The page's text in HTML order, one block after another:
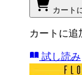
カート
カートに追
試し読み